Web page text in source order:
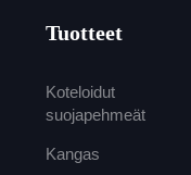
Tuotteet
Koteloidut
suojapehmeät
Kangas